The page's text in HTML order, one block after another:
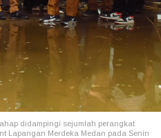
didampingi sejumlah perangkat
Lapangan Merdeka Medan pada Senin